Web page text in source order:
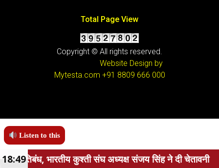
Total Page View
Copyright © All rights reserved.
Website Design by
Mytesta.com +91 8809 666 000
Listen to this
भारतीय कुश्ती संघ अध्यक्ष संजय सिंह ने दी चेतावनी
18:49